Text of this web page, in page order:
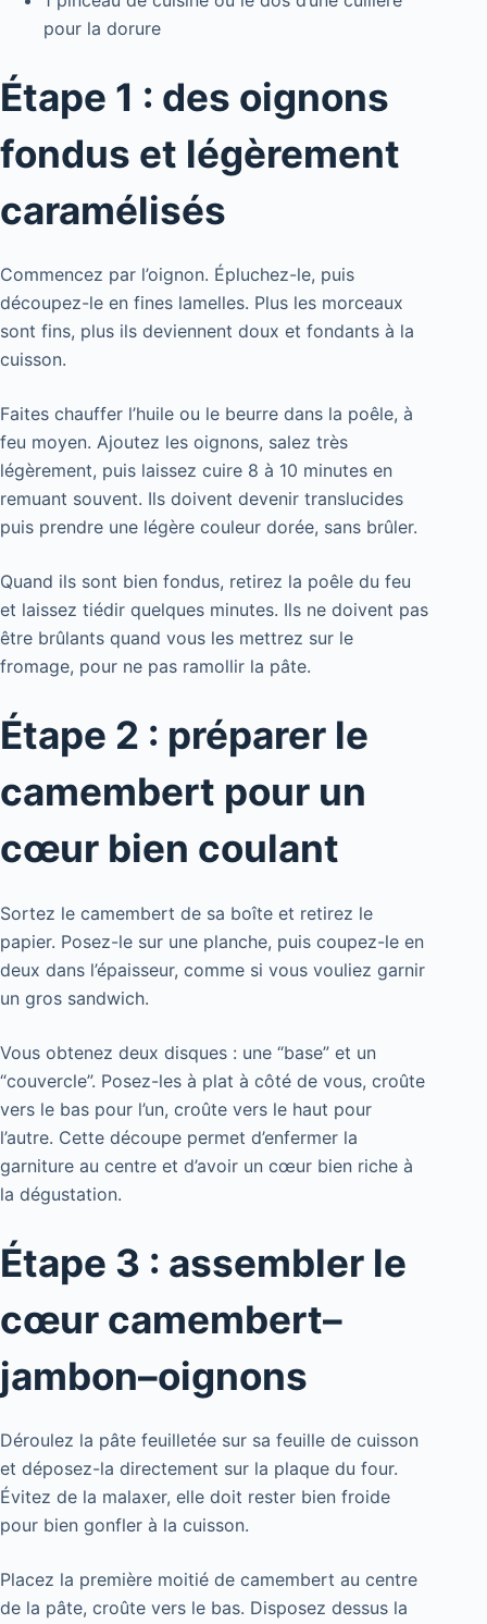
pour la dorure
Étape 1 : des oignons
fondus et légèrement
caramélisés
Commencez par l’oignon. Épluchez-le, puis
découpez-le en fines lamelles. Plus les morceaux
sont fins, plus ils deviennent doux et fondants à la
cuisson.
Faites chauffer l’huile ou le beurre dans la poêle, à
feu moyen. Ajoutez les oignons, salez très
légèrement, puis laissez cuire 8 à 10 minutes en
remuant souvent. Ils doivent devenir translucides
puis prendre une légère couleur dorée, sans brûler.
Quand ils sont bien fondus, retirez la poêle du feu
et laissez tiédir quelques minutes. Ils ne doivent pas
être brûlants quand vous les mettrez sur le
fromage, pour ne pas ramollir la pâte.
Étape 2 : préparer le
camembert pour un
cœur bien coulant
Sortez le camembert de sa boîte et retirez le
papier. Posez-le sur une planche, puis coupez-le en
deux dans l’épaisseur, comme si vous vouliez garnir
un gros sandwich.
Vous obtenez deux disques : une “base” et un
“couvercle”. Posez-les à plat à côté de vous, croûte
vers le bas pour l’un, croûte vers le haut pour
l’autre. Cette découpe permet d’enfermer la
garniture au centre et d’avoir un cœur bien riche à
la dégustation.
Étape 3 : assembler le
cœur camembert–
jambon–oignons
Déroulez la pâte feuilletée sur sa feuille de cuisson
et déposez-la directement sur la plaque du four.
Évitez de la malaxer, elle doit rester bien froide
pour bien gonfler à la cuisson.
Placez la première moitié de camembert au centre
de la pâte, croûte vers le bas. Disposez dessus la